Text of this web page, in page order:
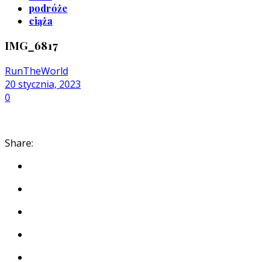
podróże
ciąża
IMG_6817
RunTheWorld
20 stycznia, 2023
0
Share: